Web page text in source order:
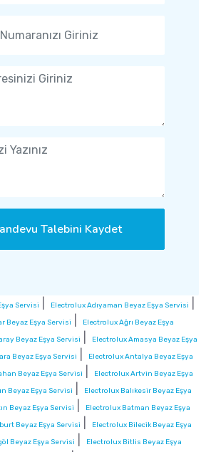
Talebini Kaydet
Servisi Electrolux Adıyaman Beyaz Eşya Servisi
Beyaz Eşya Servisi
Electrolux Ağrı Beyaz Eşya
Beyaz Eşya Servisi
Electrolux Amasya Beyaz Eşya
Beyaz Eşya Servisi
Electrolux Antalya Beyaz Eşya
Beyaz Eşya Servisi
Electrolux Artvin Beyaz Eşya
Beyaz Eşya Servisi
Electrolux Balıkesir Beyaz Eşya
Beyaz Eşya Servisi
Electrolux Batman Beyaz Eşya
Beyaz Eşya Servisi
Electrolux Bilecik Beyaz Eşya
Beyaz Eşya Servisi
Electrolux Bitlis Beyaz Eşya